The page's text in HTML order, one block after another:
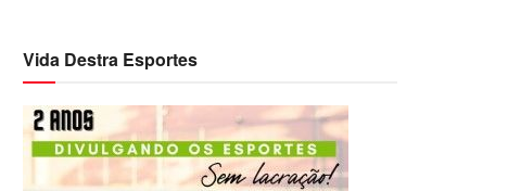
Vida Destra Esportes